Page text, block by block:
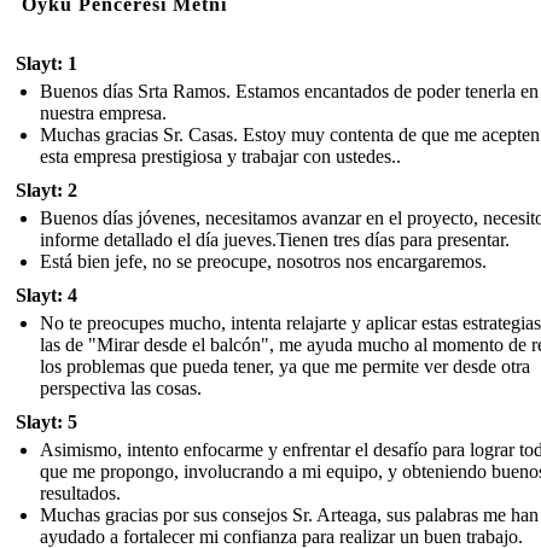
Slayt: 1
Buenos días Srta Ramos. Estamos encantados de poder tenerla en
nuestra empresa.
Muchas gracias Sr. Casas. Estoy muy contenta de que me
esta empresa prestigiosa y trabajar con ustedes..
Slayt: 2
Buenos días jóvenes, necesitamos avanzar en el proyecto,
informe detallado el día jueves.Tienen tres días para presentar.
Está bien jefe, no se preocupe, nosotros nos encargaremos.
Slayt: 4
No te preocupes mucho, intenta relajarte y aplicar estas
las de "Mirar desde el balcón", me ayuda mucho al momento de
los problemas que pueda tener, ya que me permite ver desde otra
perspectiva las cosas.
Slayt: 5
Asimismo, intento enfocarme y enfrentar el desafío para lograr
que me propongo, involucrando a mi equipo, y obteniendo
resultados.
Muchas gracias por sus consejos Sr. Arteaga, sus palabras me han
ayudado a fortalecer mi confianza para realizar un buen trabajo.